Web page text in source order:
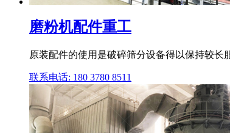
磨粉机配件重工
原装配件的使用是破碎筛分设备得以保持较长
联系电话: 180 3780 8511